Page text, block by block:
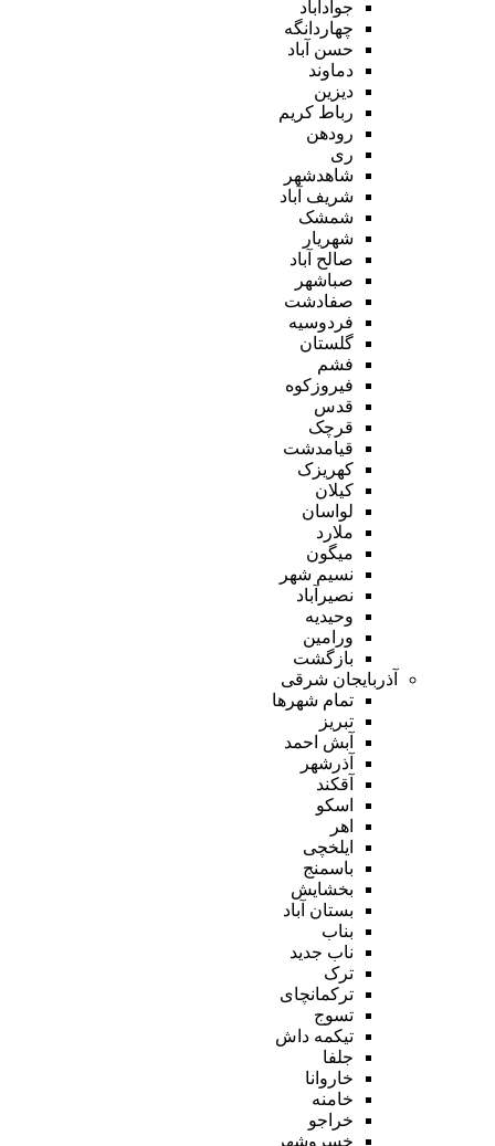
جوادآباد
چهاردانگه
حسن آباد
دماوند
دیزین
رباط کریم
رودهن
ری
شاهدشهر
شریف آباد
شمشک
شهریار
صالح آباد
صباشهر
صفادشت
فردوسیه
گلستان
فشم
فیروزکوه
قدس
قرچک
قیامدشت
کهریزک
کیلان
لواسان
ملارد
میگون
نسیم شهر
نصیرآباد
وحیدیه
ورامین
بازگشت
آذربایجان شرقی
تمام شهر‌ها
تبریز
آبش احمد
آذرشهر
آقکند
اسکو
اهر
ایلخچی
باسمنج
بخشایش
بستان آباد
بناب
ناب جدید
ترک
ترکمانچای
تسوج
تیکمه داش
جلفا
خاروانا
خامنه
خراجو
خسروشهر